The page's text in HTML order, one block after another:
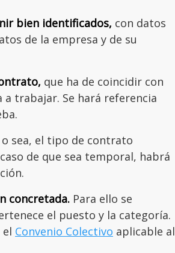
bien identificados, con datos
de la empresa y de su
que ha de coincidir con
trabajar. Se hará referencia
o sea, el tipo de contrato
de que sea temporal, habrá
concretada. Para ello se
el puesto y la categoría.
Convenio Colectivo aplicable al